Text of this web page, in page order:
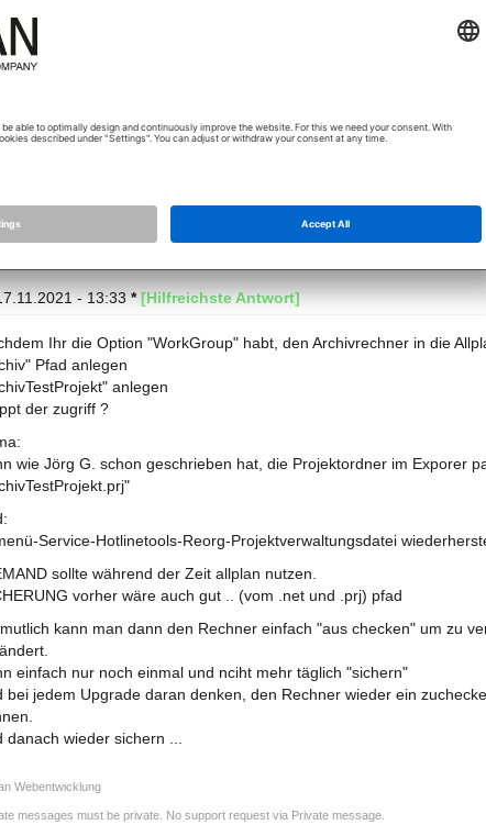
Explorer > Projekte 1:1 auf's Archivlaufwerk schieben > am
wiederherstellen
unter
- 13:33 * [Hilfreichste Antwort]
Ihr die Option "WorkGroup" habt, den Archivrechner in die
Pfad anlegen
anlegen
der zugriff ?
wie Jörg G. schon geschrieben hat, die Projektordner im Exporer
Service-Hotlinetools-Reorg-Projektverwaltungsdatei
sollte während der Zeit allplan nutzen.
vorher wäre auch gut .. (vom .net und .prj) pfad
kann man dann den Rechner einfach "aus checken" um zu
einfach nur noch einmal und nciht mehr täglich "sichern"
bei jedem Upgrade daran denken, den Rechner wieder ein
danach wieder sichern ...
Webentwicklung
messages must be private. No support request via Private message.